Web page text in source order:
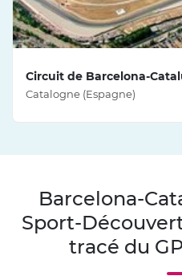
Circuit de Barcelona-
Catalogne (Espagne)
Barcelona-
Sport-
tracé du